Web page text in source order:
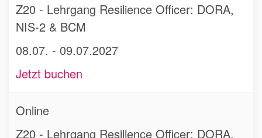
Z20 - Lehrgang Resilience Officer: DORA,
NIS-2 & BCM
08.07. - 09.07.2027
Jetzt buchen
Online
Z20 - Lehrgang Resilience Officer: DORA,